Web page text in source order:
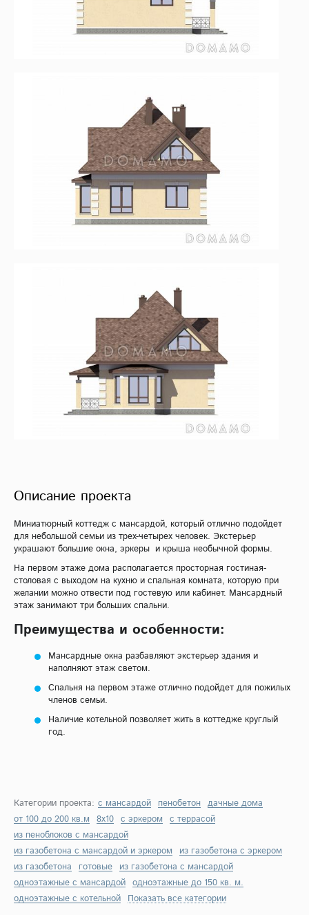
Описание проекта
Миниатюрный коттедж с мансардой, который отлично подойдет
для небольшой семьи из трех-четырех человек. Экстерьер
украшают большие окна, эркеры и крыша необычной формы.
На первом этаже дома располагается просторная гостиная-
столовая с выходом на кухню и спальная комната, которую при
желании можно отвести под гостевую или кабинет. Мансардный
этаж занимают три больших спальни.
Преимущества и особенности:
Мансардные окна разбавляют экстерьер здания и
наполняют этаж светом.
Спальня на первом этаже отлично подойдет для пожилых
членов семьи.
Наличие котельной позволяет жить в коттедже круглый
год.
Категории проекта: с мансардой пенобетон дачные дома
от 100 до 200 кв.м 8х10 с эркером с террасой
из пеноблоков с мансардой
из газобетона с мансардой и эркером
из газобетона с эркером
из газобетона
готовые из газобетона с мансардой
одноэтажные с мансардой одноэтажные до 150 кв. м.
одноэтажные с котельной Показать все категории